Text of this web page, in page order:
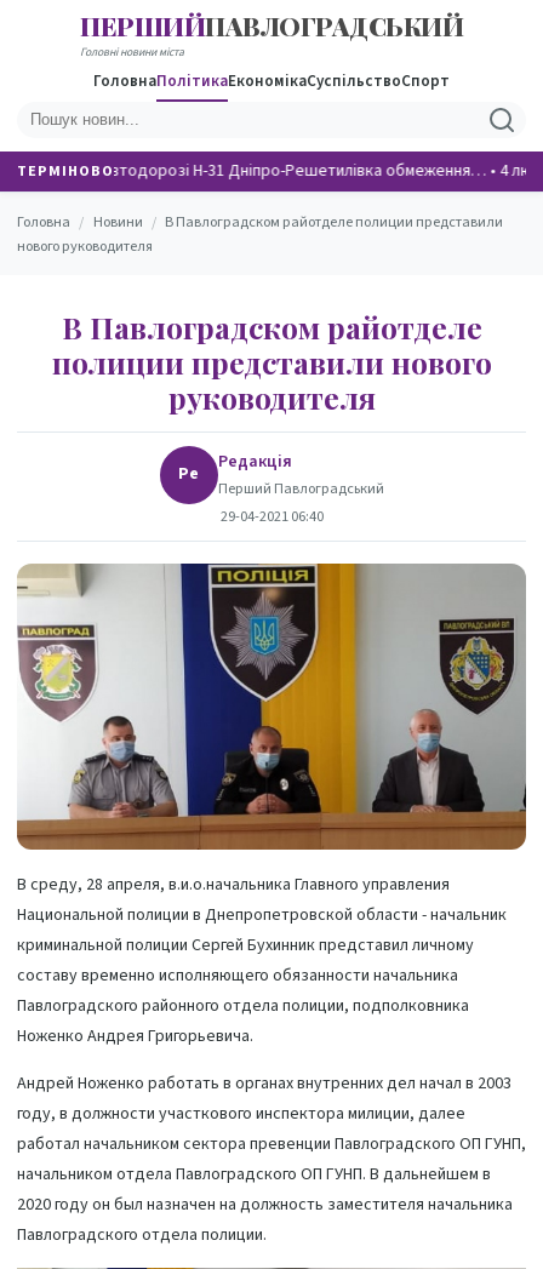
ПЕРШИЙПАВЛОГРАДСЬКИЙ
Головні новини міста
ГоловнаПолітикаЕкономікаСуспільствоСпорт
ТЕРМІНОВОНа автодорозі Н-31 Дніпро-Решетилівка обмеження… • 4
Головна / Новини / В Павлоградском райотделе полиции представили
нового руководителя
В Павлоградском райотделе
полиции представили нового
руководителя
Ре Редакція
Перший Павлоградський
29-04-2021 06:40
В среду, 28 апреля, в.и.о.начальника Главного управления
Национальной полиции в Днепропетровской области - начальник
криминальной полиции Сергей Бухинник представил личному
составу временно исполняющего обязанности начальника
Павлоградского районного отдела полиции, подполковника
Ноженко Андрея Григорьевича.
Андрей Ноженко работать в органах внутренних дел начал в 2003
году, в должности участкового инспектора милиции, далее
работал начальником сектора превенции Павлоградского ОП ГУНП,
начальником отдела Павлоградского ОП ГУНП. В дальнейшем в
2020 году он был назначен на должность заместителя начальника
Павлоградского отдела полиции.